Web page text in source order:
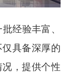
经验丰富、
具备深厚的
，提供个性